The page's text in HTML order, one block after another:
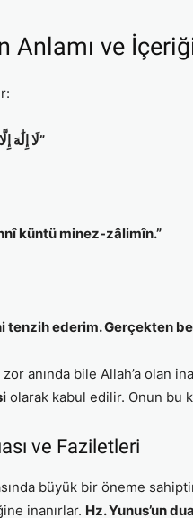
Anlamı ve
“لَا إِلَٰهَ إِلَّا أَنتَ سُبْحَانَكَ إِنِّي كُنتُ مِنَ الظَّالِمِينَ”
küntü minez-zâlimîn.”
tenzih ederim. Gerçekten
anında bile Allah’a olan
olarak kabul edilir. Onun bu
ve Faziletleri
büyük bir öneme
inanırlar. Hz. Yunus’un